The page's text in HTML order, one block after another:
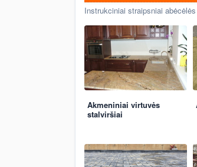
Instrukciniai straipsniai
Akmeniniai virtuvės
stalviršiai